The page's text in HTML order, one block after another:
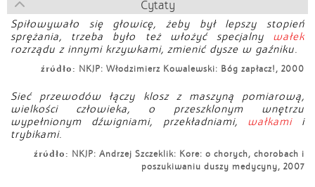
Cytaty
Spiłowywało się głowicę, żeby był lepszy stopień
sprężania, trzeba było też włożyć specjalny wałek
rozrządu z innymi krzywkami, zmienić dysze w gaźniku.
źródło: NKJP: Włodzimierz Kowalewski: Bóg zapłacz!, 2000
Sieć przewodów łączy klosz z maszyną pomiarową,
wielkości człowieka, o przeszklonym wnętrzu
wypełnionym dźwigniami, przekładniami, wałkamii
trybikami.
źródło: NKJP: Andrzej Szczeklik: Kore: o chorych, chorobach i
poszukiwaniu duszy medycyny, 2007